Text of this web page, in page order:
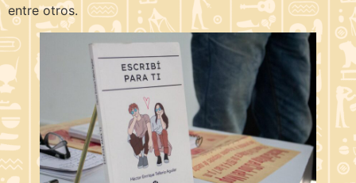
entre otros.